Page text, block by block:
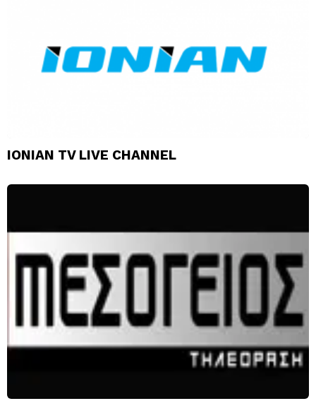
IONIAN TV LIVE CHANNEL